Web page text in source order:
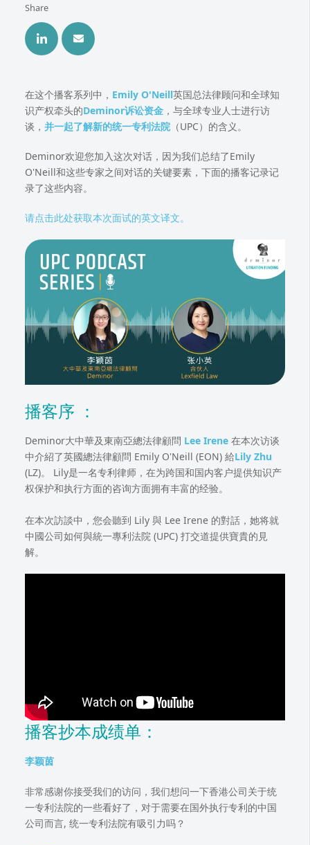
Share
在这个播客系列中， Emily O'Neill英国总法律顾问和全球知
识产权牵头的Deminor诉讼资金 ，与全球专业人士进行访
谈， 并一起了解新的统一专利法院 （UPC）的含义。
Deminor欢迎您加入这次对话，因为我们总结了Emily
O'Neill和这些专家之间对话的关键要素，下面的播客记录记
录了这些内容。
请点击此处获取本次面试的英文译文。
播客序 ：
Deminor大中華及東南亞總法律顧問 Lee Irene 在本次访谈
中介紹了英國總法律顧問 Emily O'Neill (EON) 給Lily Zhu
(LZ)。 Lily是一名专利律师，在为跨国和国内客户提供知识产
权保护和执行方面的咨询方面拥有丰富的经验。
在本次訪談中，您会聽到 Lily 與 Lee Irene 的對話，她将就
中國公司如何與統一專利法院 (UPC) 打交道提供寶貴的見
解。
播客抄本成绩单：
李颖茵
非常感谢你接受我们的访问，我们想问一下香港公司关于统
一专利法院的一些看好了，对于需要在国外执行专利的中国
公司而言, 统一专利法院有吸引力吗？